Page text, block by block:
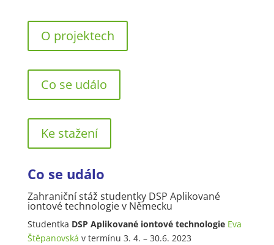
O projektech
Co se událo
Ke stažení
Co se událo
Zahraniční stáž studentky DSP Aplikované
iontové technologie v Německu
Studentka DSP Aplikované iontové technologie Eva
Štěpanovská v termínu 3. 4. – 30.6. 2023